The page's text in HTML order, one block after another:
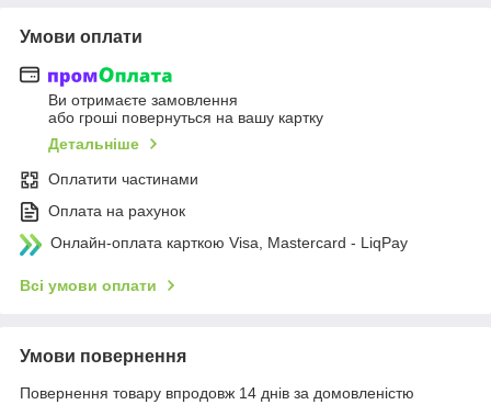
Умови оплати
Ви отримаєте замовлення
або гроші повернуться на вашу картку
Детальніше
Оплатити частинами
Оплата на рахунок
Онлайн-оплата карткою Visa, Mastercard - LiqPay
Всі умови оплати
Умови повернення
Повернення товару впродовж 14 днів за домовленістю